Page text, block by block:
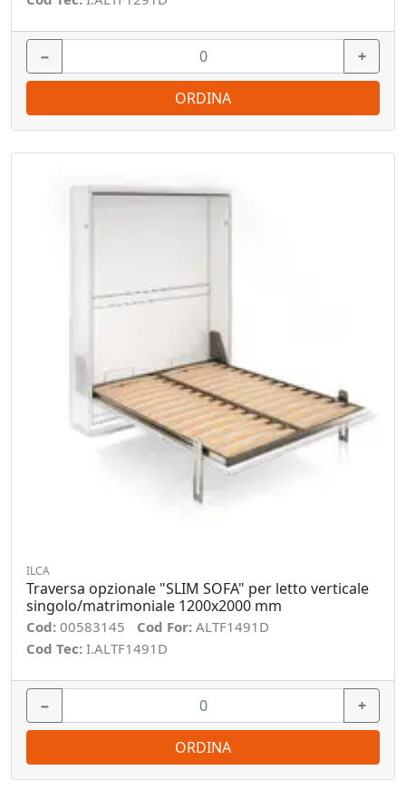
− +
ORDINA
ILCA
Traversa opzionale "SLIM SOFA" per letto verticale
singolo/matrimoniale 1200x2000 mm
Cod: 00583145 Cod For: ALTF1491D
Cod Tec: I.ALTF1491D
− +
ORDINA